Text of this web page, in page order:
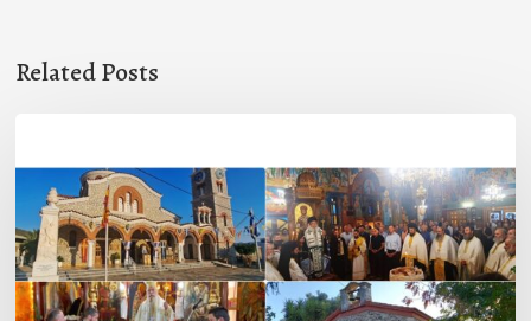
Related Posts
εορτή
της
Μεταμορφώσεως
του